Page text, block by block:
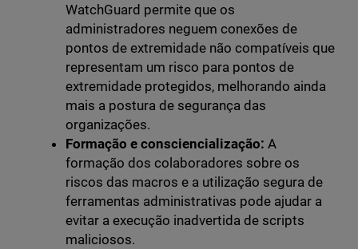
WatchGuard permite que os
administradores neguem conexões de
pontos de extremidade não compatíveis que
representam um risco para pontos de
extremidade protegidos, melhorando ainda
mais a postura de segurança das
organizações.
Formação e consciencialização: A
formação dos colaboradores sobre os
riscos das macros e a utilização segura de
ferramentas administrativas pode ajudar a
evitar a execução inadvertida de scripts
maliciosos.